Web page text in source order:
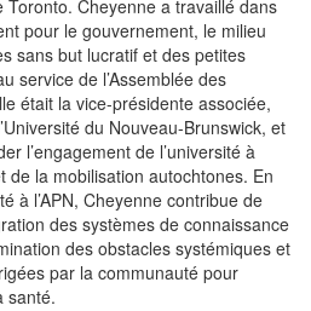
Toronto. Cheyenne a travaillé dans
pour le gouvernement, le milieu
sans but lucratif et des petites
service de l’Assemblée des
était la vice-présidente associée,
du Nouveau-Brunswick, et
l’engagement de l’université à
de la mobilisation autochtones. En
à l’APN, Cheyenne contribue de
des systèmes de connaissance
des obstacles systémiques et
par la communauté pour
santé.